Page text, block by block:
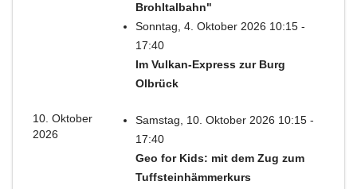
Brohltalbahn"
Sonntag, 4. Oktober 2026 10:15 -
17:40
Im Vulkan-Express zur Burg
Olbrück
10. Oktober
2026
Samstag, 10. Oktober 2026 10:15 -
17:40
Geo for Kids: mit dem Zug zum
Tuffsteinhämmerkurs